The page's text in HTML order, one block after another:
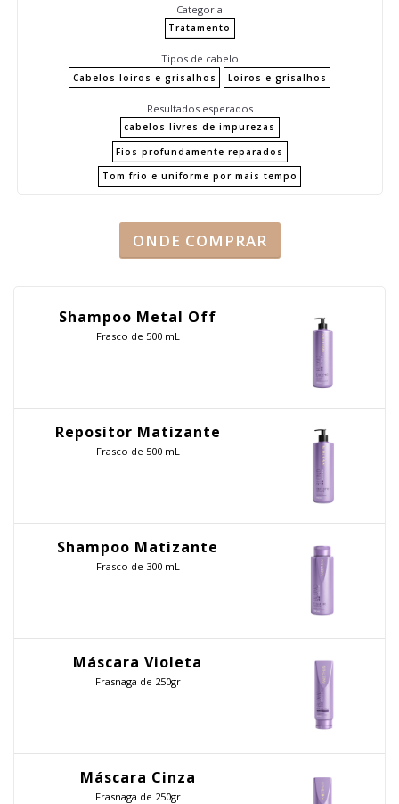
Categoria
Tratamento
Tipos de cabelo
Cabelos loiros e grisalhos Loiros e grisalhos
Resultados esperados
cabelos livres de impurezas
Fios profundamente reparados
Tom frio e uniforme por mais tempo
ONDE COMPRAR
Shampoo Metal Off
Frasco de 500 mL
Repositor Matizante
Frasco de 500 mL
Shampoo Matizante
Frasco de 300 mL
Máscara Violeta
Frasnaga de 250gr
Máscara Cinza
Frasnaga de 250gr